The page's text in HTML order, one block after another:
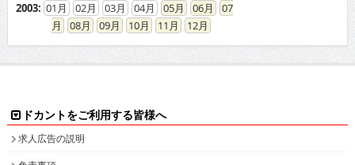
2003: 01 02 03 04 05 06
07
08
09 10 11 12
ドカントをご利用する皆様へ
求人広告の説明